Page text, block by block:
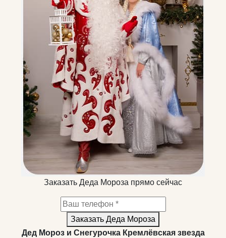
Заказать Деда Мороза прямо сейчас
Заказать Деда Мороза
Дед Мороз и Снегурочка Кремлёвская звезда